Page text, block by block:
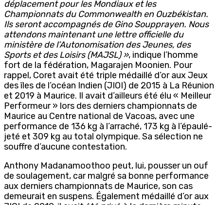
déplacement pour les Mondiaux et les
Championnats du Commonwealth en Ouzbékistan.
Ils seront accompagnés de Gino Soupprayen. Nous
attendons maintenant une lettre officielle du
ministère de l’Autonomisation des Jeunes, des
Sports et des Loisirs (MAJSL) », indique l’homme
fort de la fédération, Magarajen Moonien. Pour
rappel, Coret avait été triple médaillé d’or aux Jeux
des îles de l’océan Indien (JIOI) de 2015 à La Réunion
et 2019 à Maurice. Il avait d’ailleurs été élu « Meilleur
Performeur » lors des derniers championnats de
Maurice au Centre national de Vacoas, avec une
performance de 136 kg à l’arraché, 173 kg à l’épaulé-
jeté et 309 kg au total olympique. Sa sélection ne
souffre d’aucune contestation.
Anthony Madanamoothoo peut, lui, pousser un ouf
de soulagement, car malgré sa bonne performance
aux derniers championnats de Maurice, son cas
demeurait en suspens. Également médaillé d’or aux